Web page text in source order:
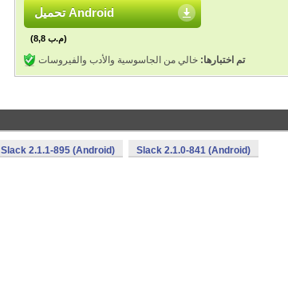
تحميل Android
(8,8 م.ب)
تم اختبارها: خالي من الجاسوسية والأدب والفيروسات
Slack 2.1.1-895 (Android) Slack 2.1.0-841 (Android)